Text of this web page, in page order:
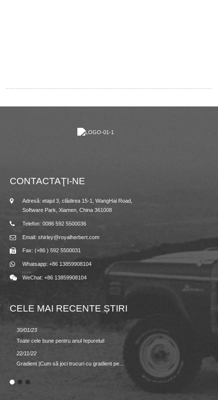
CONTACTAŢI-NE
Adresă: etajul 3, clădirea 15-1, WangHai Road,
Software Park, Xiamen, China 361008
Telefon: 0086 592 5500036
Email: shirley@royalherbert.com
Fax: (+86 ) 592 5500031
Whatsapp: +86 13859908104
WeChat: +86 13859908104
CELE MAI RECENTE ȘTIRI
30/01/23
Toate cele bune pentru anul Iepurelui!
22/11/22
Gradient |Cum să joci trucuri cu gradient pe...